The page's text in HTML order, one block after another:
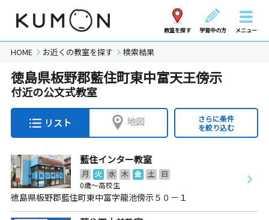
教室を探す 学習中の方 メニュー
HOME お近くの教室を探す 検索結果
徳島県板野郡藍住町東中富天王傍示
付近の公文式教室
リスト 地図
さらに条件
を絞り込む
藍住インター教室
月 火 水 木 金 土
日
0歳～高校生
徳島県板野郡藍住町東中富字龍池傍示５０－１